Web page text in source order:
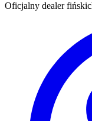
Oficjalny dealer